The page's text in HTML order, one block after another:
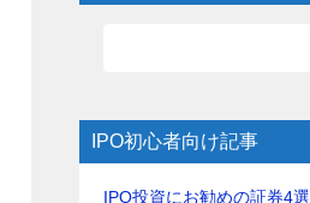
IPO初心者向け記事
IPO投資にお勧めの証券4選